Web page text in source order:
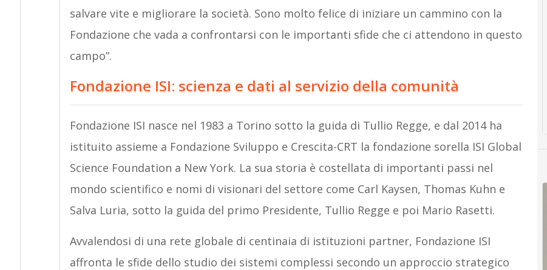
salvare vite e migliorare la società. Sono molto felice di iniziare un cammino con la
Fondazione che vada a confrontarsi con le importanti sfide che ci attendono in questo
campo”.
Fondazione ISI: scienza e dati al servizio della comunità
Fondazione ISI nasce nel 1983 a Torino sotto la guida di Tullio Regge, e dal 2014 ha
istituito assieme a Fondazione Sviluppo e Crescita-CRT la fondazione sorella ISI Global
Science Foundation a New York. La sua storia è costellata di importanti passi nel
mondo scientifico e nomi di visionari del settore come Carl Kaysen, Thomas Kuhn e
Salva Luria, sotto la guida del primo Presidente, Tullio Regge e poi Mario Rasetti.
Avvalendosi di una rete globale di centinaia di istituzioni partner, Fondazione ISI
affronta le sfide dello studio dei sistemi complessi secondo un approccio strategico